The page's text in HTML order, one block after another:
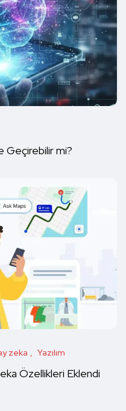
Geçirebilir mi?
zeka Yazılım
Özellikleri Eklendi